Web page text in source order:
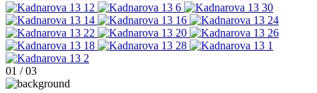
01 / 03